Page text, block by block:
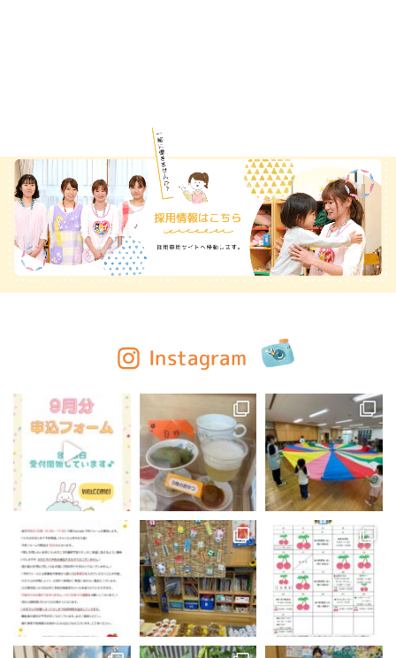
Instagram